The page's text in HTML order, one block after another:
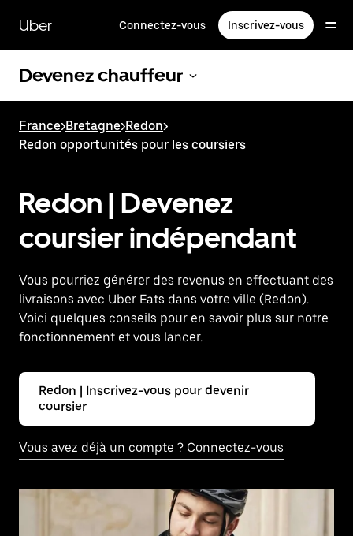
contenu
principal
Uber Connectez-vous Inscrivez-vous
Devenez chauffeur
France>Bretagne>Redon>
Redon opportunités pour les coursiers
Redon | Devenez
coursier indépendant
Vous pourriez générer des revenus en effectuant des
livraisons avec Uber Eats dans votre ville (Redon).
Voici quelques conseils pour en savoir plus sur notre
fonctionnement et vous lancer.
Redon | Inscrivez-vous pour devenir
coursier
Vous avez déjà un compte ? Connectez-vous